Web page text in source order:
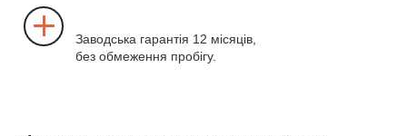
Заводська гарантія 12 місяців,
без обмеження пробігу.